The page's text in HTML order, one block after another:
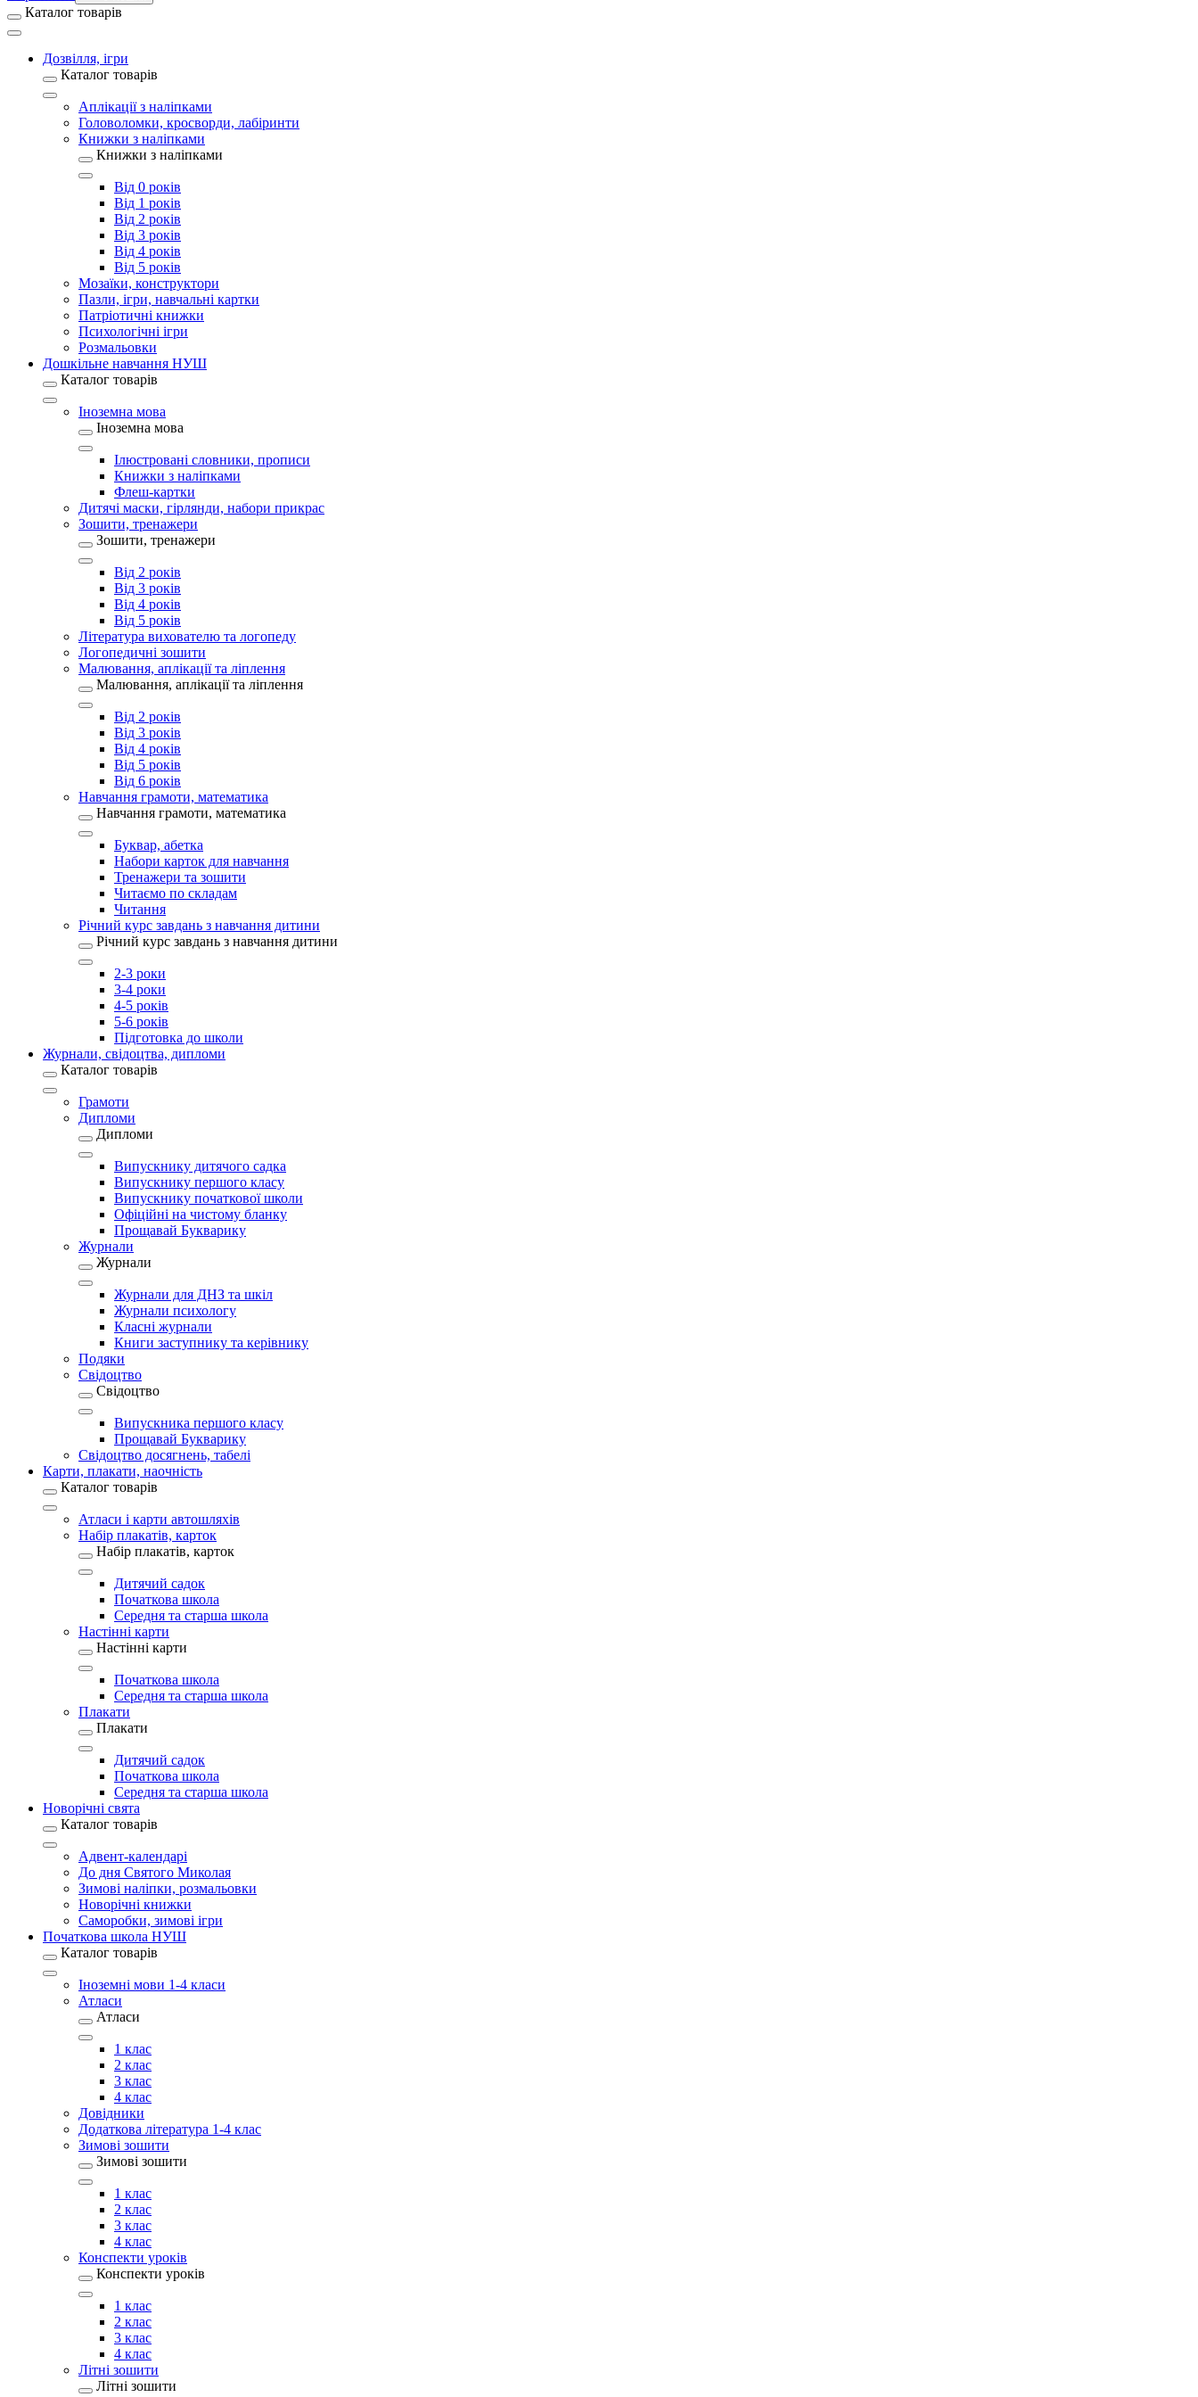
Каталог товарів
Дозвілля, ігри
Каталог товарів
Аплікації з наліпками
Головоломки, кросворди, лабіринти
Книжки з наліпками
Книжки з наліпками
Від 0 років
Від 1 років
Від 2 років
Від 3 років
Від 4 років
Від 5 років
Мозаїки, конструктори
Пазли, ігри, навчальні картки
Патріотичні книжки
Психологічні ігри
Розмальовки
Дошкільне навчання НУШ
Каталог товарів
Іноземна мова
Іноземна мова
Ілюстровані словники, прописи
Книжки з наліпками
Флеш-картки
Дитячі маски, гірлянди, набори прикрас
Зошити, тренажери
Зошити, тренажери
Від 2 років
Від 3 років
Від 4 років
Від 5 років
Література вихователю та логопеду
Логопедичні зошити
Малювання, аплікації та ліплення
Малювання, аплікації та ліплення
Від 2 років
Від 3 років
Від 4 років
Від 5 років
Від 6 років
Навчання грамоти, математика
Навчання грамоти, математика
Буквар, абетка
Набори карток для навчання
Тренажери та зошити
Читаємо по складам
Читання
Річний курс завдань з навчання дитини
Річний курс завдань з навчання дитини
2-3 роки
3-4 роки
4-5 років
5-6 років
Підготовка до школи
Журнали, свідоцтва, дипломи
Каталог товарів
Грамоти
Дипломи
Дипломи
Випускнику дитячого садка
Випускнику першого класу
Випускнику початкової школи
Офіційні на чистому бланку
Прощавай Букварику
Журнали
Журнали
Журнали для ДНЗ та шкіл
Журнали психологу
Класні журнали
Книги заступнику та керівнику
Подяки
Свідоцтво
Свідоцтво
Випускника першого класу
Прощавай Букварику
Свідоцтво досягнень, табелі
Карти, плакати, наочність
Каталог товарів
Атласи і карти автошляхів
Набір плакатів, карток
Набір плакатів, карток
Дитячий садок
Початкова школа
Середня та старша школа
Настінні карти
Настінні карти
Початкова школа
Середня та старша школа
Плакати
Плакати
Дитячий садок
Початкова школа
Середня та старша школа
Новорічні свята
Каталог товарів
Адвент-календарі
До дня Святого Миколая
Зимові наліпки, розмальовки
Новорічні книжки
Саморобки, зимові ігри
Початкова школа НУШ
Каталог товарів
Іноземні мови 1-4 класи
Атласи
Атласи
1 клас
2 клас
3 клас
4 клас
Довідники
Додаткова література 1-4 клас
Зимові зошити
Зимові зошити
1 клас
2 клас
3 клас
4 клас
Конспекти уроків
Конспекти уроків
1 клас
2 клас
3 клас
4 клас
Літні зошити
Літні зошити